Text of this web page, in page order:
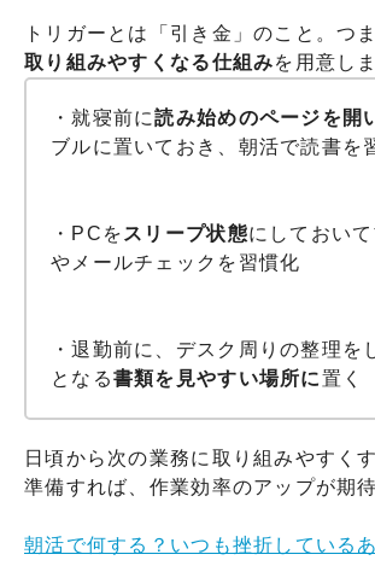
トリガーとは「引き金」のこと。つ
取り組みやすくなる仕組みを用意し
・就寝前に読み始めのページを開
ブルに置いておき、朝活で読書を
・PCを スリープ状態にしておい
やメールチェックを習慣化
・退勤前に、デスク周りの整理を
となる書類を見やすい場所に置く
日頃から次の業務に取り組みやすく
準備すれば、作業効率のアップが期
朝活で何する？いつも挫折している